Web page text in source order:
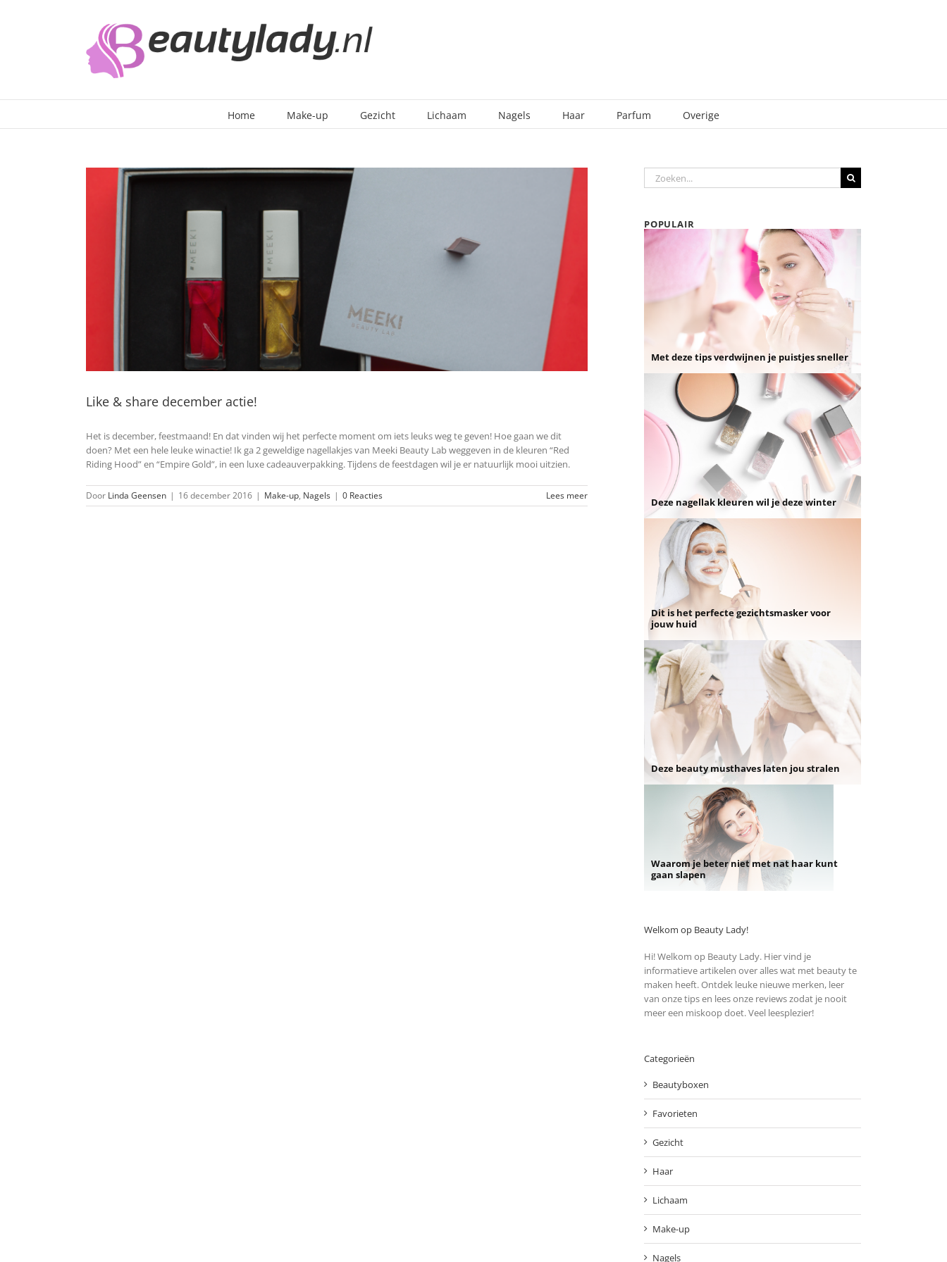
Home Make-up Gezicht Lichaam Nagels Haar Parfum Overige
Like & share december actie!
Het is december, feestmaand! En dat vinden wij het perfecte moment om iets leuks weg te geven! Hoe gaan we dit
doen? Met een hele leuke winactie! Ik ga 2 geweldige nagellakjes van Meeki Beauty Lab weggeven in de kleuren “Red
Riding Hood” en “Empire Gold”, in een luxe cadeauverpakking. Tijdens de feestdagen wil je er natuurlijk mooi uitzien.
Door Linda Geensen | 16 december 2016 | Make-up, Nagels | 0 Reacties Lees meer
Zoeken
naar:
POPULAIR
Met deze tips verdwijnen je puistjes sneller
Deze nagellak kleuren wil je deze winter
Dit is het perfecte gezichtsmasker voor
jouw huid
Deze beauty musthaves laten jou stralen
Waarom je beter niet met nat haar kunt
gaan slapen
Welkom op Beauty Lady!
Hi! Welkom op Beauty Lady. Hier vind je
informatieve artikelen over alles wat met beauty te
maken heeft. Ontdek leuke nieuwe merken, leer
van onze tips en lees onze reviews zodat je nooit
meer een miskoop doet. Veel leesplezier!
Categorieën
Beautyboxen
Favorieten
Gezicht
Haar
Lichaam
Make-up
Nagels